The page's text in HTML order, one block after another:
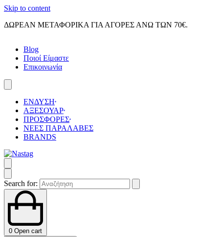
Skip to content
ΔΩΡΕΑΝ ΜΕΤΑΦΟΡΙΚΑ ΓΙΑ ΑΓΟΡΕΣ ΑΝΩ ΤΩΝ 70€.
Blog
Ποιοί Είμαστε
Επικοινωνία
ΕΝΔΥΣΗ
ΑΞΕΣΟΥΑΡ
ΠΡΟΣΦΟΡΕΣ
ΝΕΕΣ ΠΑΡΑΛΑΒΕΣ
BRANDS
Search for:
0 Open cart